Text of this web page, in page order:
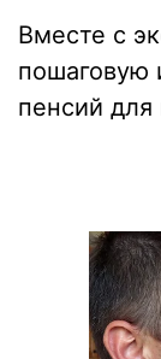
Вместе с
пошаговую
пенсий